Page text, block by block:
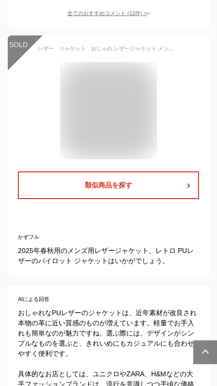
全てのおすすめコメント (12件) >
SOLD レザー ジャケット おしゃれ レザージャケット メンズ 2025 春秋 アメリカ パイロット ジャケット カジュアル レトロ PU レザートップ
類似商品を探す
かずフル
2025年春秋用のメンズ用レザージャケット、レトロ PUレ
ザーのパイロット ジャケットはいかがでしょう。
AIによる回答
おしゃれなPUレザーのジャケットは、近年素材が改良され
本物の革に近い質感のものが増えています。軽量でお手入
れも簡単なのが魅力ですね。選ぶ際には、デザインがシン
プルなものを選ぶと、きれいめにもカジュアルにも合わせ
やすく便利です。
具体的なお店としては、ユニクロやZARA、H&Mなどの大
手ファッションブランドは、流行を意識しつつ手頃な価格